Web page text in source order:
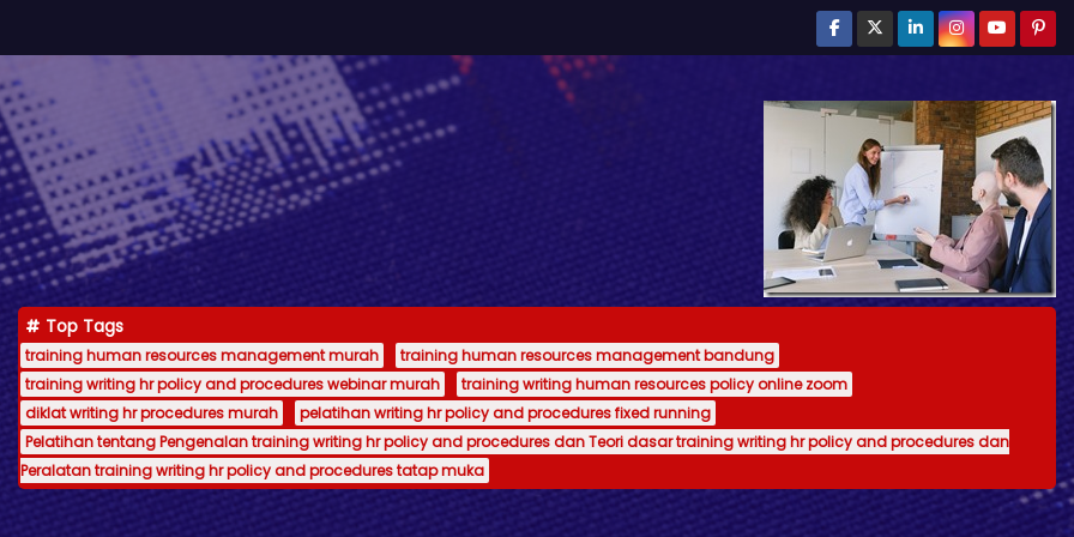
Top Tags
training human resources management murah
training human resources management bandung
training writing hr policy and procedures webinar murah
training writing human resources policy online zoom
diklat writing hr procedures murah
pelatihan writing hr policy and procedures fixed running
Pelatihan tentang Pengenalan training writing hr policy and procedures dan Teori dasar training writing hr policy and procedures dan
Peralatan training writing hr policy and procedures tatap muka